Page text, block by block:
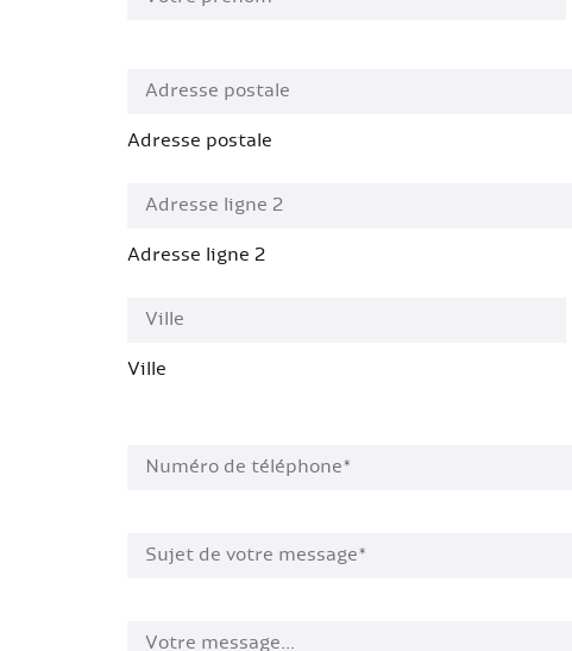
Adresse postale
Adresse ligne 2
Ville
Numéro de téléphone*
Sujet de votre message*
Votre message…